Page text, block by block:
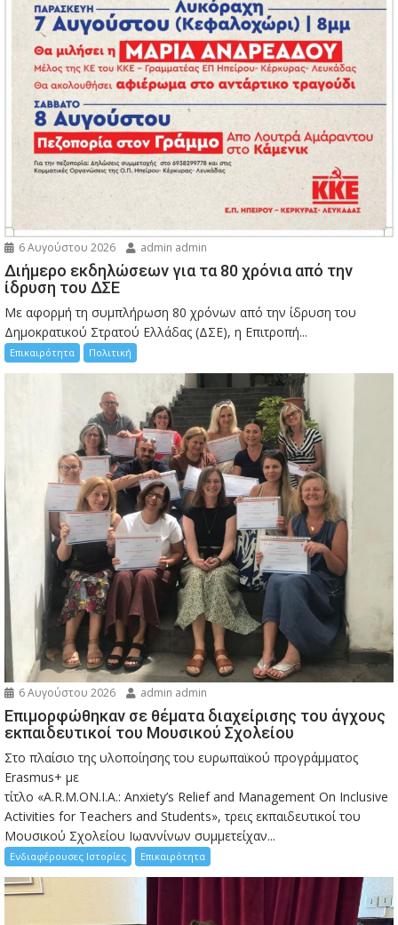
6 Αυγούστου 2026 admin admin
Διήμερο εκδηλώσεων για τα 80 χρόνια από την
ίδρυση του ΔΣΕ
Με αφορμή τη συμπλήρωση 80 χρόνων από την ίδρυση του
Δημοκρατικού Στρατού Ελλάδας (ΔΣΕ), η Επιτροπή...
Επικαιρότητα Πολιτική
6 Αυγούστου 2026 admin admin
Eπιμορφώθηκαν σε θέματα διαχείρισης του άγχους
εκπαιδευτικοί του Μουσικού Σχολείου
Στο πλαίσιο της υλοποίησης του ευρωπαϊκού προγράμματος
Erasmus+ με
τίτλο «A.R.M.ON.I.A.: Anxiety’s Relief and Management On Inclusive
Activities for Teachers and Students», τρεις εκπαιδευτικοί του
Μουσικού Σχολείου Ιωαννίνων συμμετείχαν...
Ενδιαφέρουσες Ιστορίες Επικαιρότητα